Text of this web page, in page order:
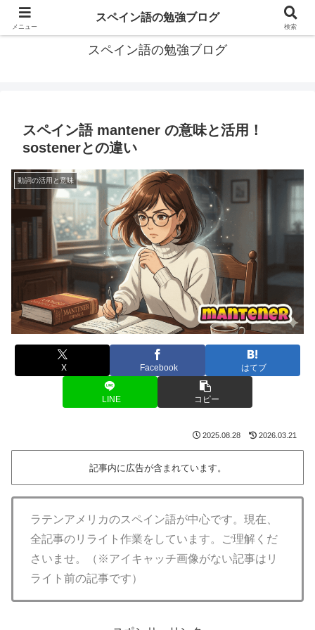
グアテマラで学習したスペイン語の備忘録
スペイン語の勉強ブログ
スペイン語 mantener の意味と活用！
sostenerとの違い
動詞の活用と意味
X Facebook はてブ
LINE コピー
2025.08.28 2026.03.21
記事内に広告が含まれています。
ラテンアメリカのスペイン語が中心です。現在、
全記事のリライト作業をしています。ご理解くだ
さいませ。（※アイキャッチ画像がない記事はリ
ライト前の記事です）
メニュー
スペイン語の勉強ブログ
検索